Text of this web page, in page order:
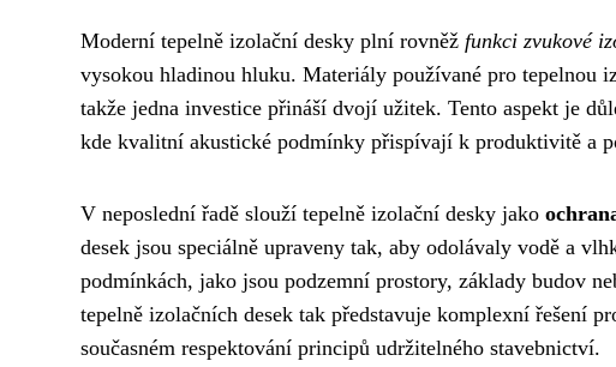
Moderní tepelně izolační desky plní rovněž funkci zvukové
vysokou hladinou hluku. Materiály používané pro tepelnou
takže jedna investice přináší dvojí užitek. Tento aspekt je
kde kvalitní akustické podmínky přispívají k produktivitě a
V neposlední řadě slouží tepelně izolační desky jako
desek jsou speciálně upraveny tak, aby odolávaly vodě a
podmínkách, jako jsou podzemní prostory, základy budov
tepelně izolačních desek tak představuje komplexní řešení
současném respektování principů udržitelného stavebnictví.